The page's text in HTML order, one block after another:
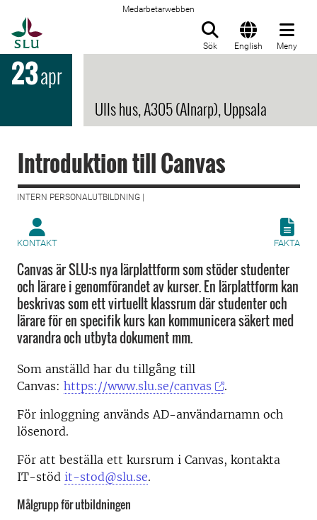
Medarbetarwebben
Sök English Meny
23apr
Ulls hus, A305 (Alnarp), Uppsala
Introduktion till Canvas
INTERN PERSONALUTBILDNING |
KONTAKT FAKTA
Canvas är SLU:s nya lärplattform som stöder studenter
och lärare i genomförandet av kurser. En lärplattform kan
beskrivas som ett virtuellt klassrum där studenter och
lärare för en specifik kurs kan kommunicera säkert med
varandra och utbyta dokument mm.
Som anställd har du tillgång till
Canvas: https://www.slu.se/canvas
.
För inloggning används AD-användarnamn och
lösenord.
För att beställa ett kursrum i Canvas, kontakta
IT-stöd it-stod@slu.se.
Målgrupp för utbildningen